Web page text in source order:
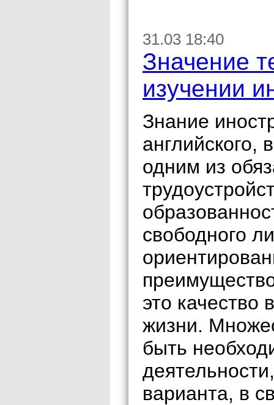
31.03 18:40
Значение
изучении
Знание
английского,
одним из
свободного
это качество
жизни.
быть
варианта, в